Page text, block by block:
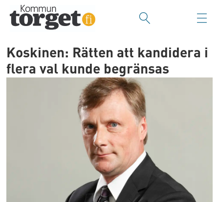
Koskinen: Rätten att kandidera i
flera val kunde begränsas